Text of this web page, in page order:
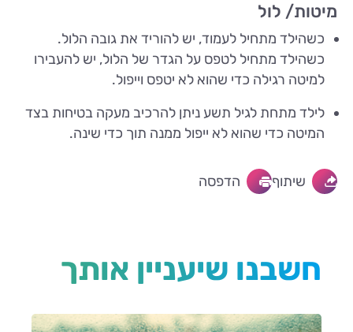
מיטות/ לול
כשהילד מתחיל לעמוד, יש להוריד את גובה הלול.
כשהילד מתחיל לטפס על הגדר של הלול, יש להעבירו
למיטה רגילה כדי שהוא לא יטפס וייפול.
לילד מתחת לגיל תשע ניתן להרכיב מעקה בטיחות בצד
המיטה כדי שהוא לא ייפול ממנה תוך כדי שינה.
שיתוף הדפסה
חשבנו שיעניין אותך